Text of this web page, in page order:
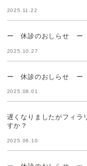
2025.11.22
ー 休診のおしらせ ー
2025.10.27
ー 休診のおしらせ ー
2025.08.01
遅くなりましたがフィラ
すか？
2025.06.10